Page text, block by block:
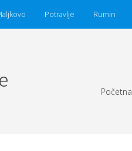
Potravlje Rumin
Početna